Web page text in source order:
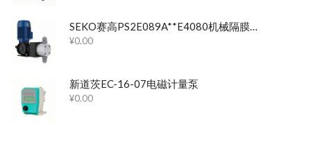
¥0.00
新道茨EC-16-07电磁计量泵
¥0.00